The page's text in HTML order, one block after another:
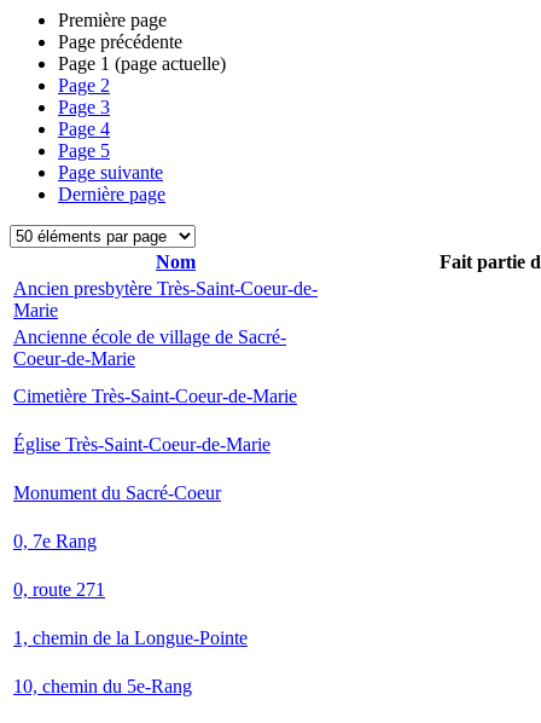
Première page
Page précédente
Page 1 (page actuelle)
Page 2
Page 3
Page 4
Page 5
Page suivante
Dernière page
Nom
Fait partie
Ancien presbytère Très-Saint-Coeur-de-
Marie
Ancienne école de village de Sacré-
Coeur-de-Marie
Cimetière Très-Saint-Coeur-de-Marie
Église Très-Saint-Coeur-de-Marie
Monument du Sacré-Coeur
0, 7e Rang
0, route 271
1, chemin de la Longue-Pointe
10, chemin du 5e-Rang